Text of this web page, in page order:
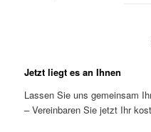
Jetzt liegt es an Ihnen
Lassen Sie uns gemeinsam
– Vereinbaren Sie jetzt Ihr